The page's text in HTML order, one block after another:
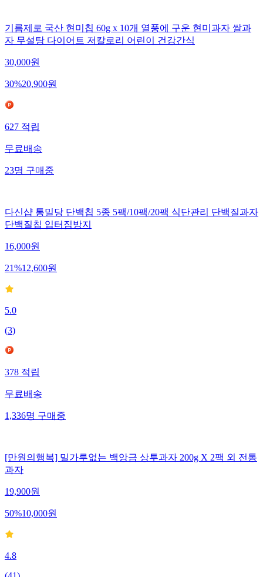
기름제로 국산 현미칩 60g x 10개 열풍에 구운 현미과자 쌀과
자 무설탕 다이어트 저칼로리 어린이 건강간식
30,000원
30%20,900원
627적립
무료배송
23명구매중
다신샵 통밀당 단백칩 5종 5팩/10팩/20팩 식단관리 단백질과자
단백질칩 입터짐방지
16,000원
21%12,600원
5.0
(3)
378적립
무료배송
1,336명구매중
[만원의행복] 밀가루없는 백앙금 상투과자 200g X 2팩 외 전통
과자
19,900원
50%10,000원
4.8